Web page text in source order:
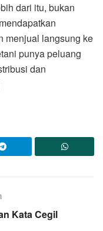
dari itu, bukan
menjual langsung ke
punya peluang
dan
Kata Cegil